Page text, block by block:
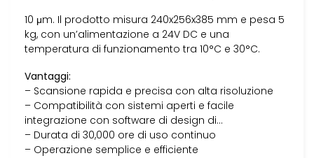
10 μm. Il prodotto misura 240x256x385 mm e pesa 5
kg, con un’alimentazione a 24V DC e una
temperatura di funzionamento tra 10°C e 30°C.
Vantaggi:
– Scansione rapida e precisa con alta risoluzione
– Compatibilità con sistemi aperti e facile
integrazione con software di design di…
– Durata di 30,000 ore di uso continuo
– Operazione semplice e efficiente